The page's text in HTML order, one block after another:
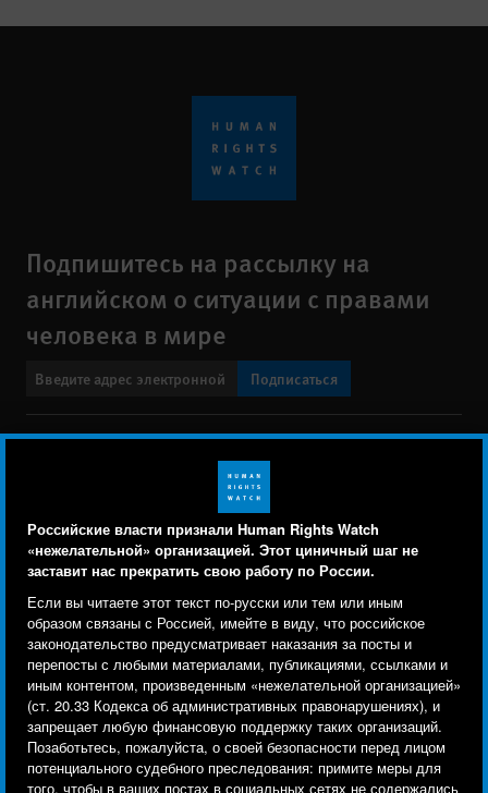
Российские власти признали Human Rights Watch
«нежелательной» организацией. Этот циничный шаг не
заставит нас прекратить свою работу по России.
Если вы читаете этот текст по-русски или тем или иным
образом связаны с Россией, имейте в виду, что российское
законодательство предусматривает наказания за посты и
перепосты с любыми материалами, публикациями, ссылками и
иным контентом, произведенным «нежелательной организацией»
(ст. 20.33 Кодекса об административных правонарушениях), и
запрещает любую финансовую поддержку таких организаций.
Позаботьтесь, пожалуйста, о своей безопасности перед лицом
потенциального судебного преследования: примите меры для
того, чтобы в ваших постах в социальных сетях не содержались
Подпишитесь на рассылку на
английском о ситуации с правами
человека в мире
Подписаться
Свяжитесь с нами
menu
Заявление о политике конфиденциальности
Карта сайта
Text Version
© 2026 Human Rights Watch
Human Rights Watch| 350 Fifth Avenue, 34th Floor | New York,NY
10118-3299USA|t1.212.290.4700
Human Rights Watchis a 501(C)(3) nonprofit registered in the US
under EIN: 13-2875808
Human Rights Watch cookie preferences
Мы используем файлы cookie, технологии
отслеживания и сторонние аналитические
инструменты, чтобы лучше понять, кто посещает
сайт, и улучшить ваш опыт взаимодействия с ним.
Используя наш сайт, вы соглашаетесь с этим.
Ознакомьтесь с нашей политикой
конфиденциальности,чтобы узнать, для чего